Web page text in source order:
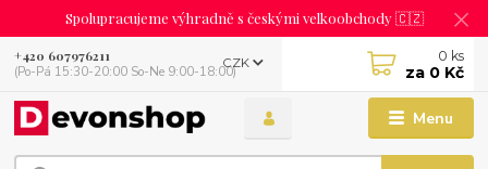
Spolupracujeme výhradně s českými velkoobchody 🇨🇿
Menu
CZK
+420 607976211
(Po-Pá 15:30-20:00 So-Ne 9:00-18:00)
0 ks
za 0 Kč